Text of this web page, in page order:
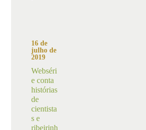
16 de
julho de
2019
Webséri
e conta
histórias
de
cientista
s e
ribeirinh